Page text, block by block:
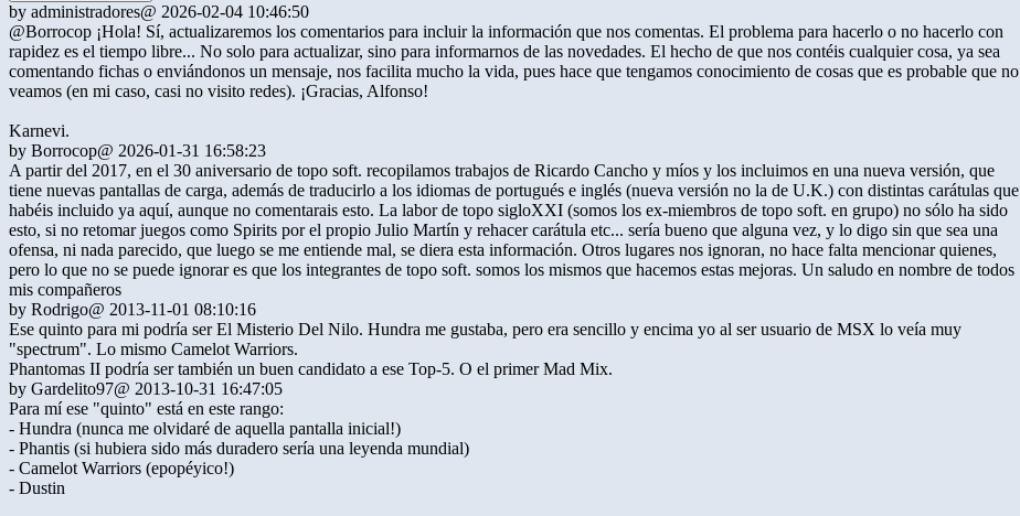
by administradores@ 2026-02-04 10:46:50
@Borrocop ¡Hola! Sí, actualizaremos los comentarios para incluir la información que nos comentas. El problema para hacerlo o no hacerlo con
rapidez es el tiempo libre... No solo para actualizar, sino para informarnos de las novedades. El hecho de que nos contéis cualquier cosa, ya sea
comentando fichas o enviándonos un mensaje, nos facilita mucho la vida, pues hace que tengamos conocimiento de cosas que es probable que no
veamos (en mi caso, casi no visito redes). ¡Gracias, Alfonso!
Karnevi.
by Borrocop@ 2026-01-31 16:58:23
A partir del 2017, en el 30 aniversario de topo soft. recopilamos trabajos de Ricardo Cancho y míos y los incluimos en una nueva versión, que
tiene nuevas pantallas de carga, además de traducirlo a los idiomas de portugués e inglés (nueva versión no la de U.K.) con distintas carátulas que
habéis incluido ya aquí, aunque no comentarais esto. La labor de topo sigloXXI (somos los ex-miembros de topo soft. en grupo) no sólo ha sido
esto, si no retomar juegos como Spirits por el propio Julio Martín y rehacer carátula etc... sería bueno que alguna vez, y lo digo sin que sea una
ofensa, ni nada parecido, que luego se me entiende mal, se diera esta información. Otros lugares nos ignoran, no hace falta mencionar quienes,
pero lo que no se puede ignorar es que los integrantes de topo soft. somos los mismos que hacemos estas mejoras. Un saludo en nombre de todos
mis compañeros
by Rodrigo@ 2013-11-01 08:10:16
Ese quinto para mi podría ser El Misterio Del Nilo. Hundra me gustaba, pero era sencillo y encima yo al ser usuario de MSX lo veía muy
"spectrum". Lo mismo Camelot Warriors.
Phantomas II podría ser también un buen candidato a ese Top-5. O el primer Mad Mix.
by Gardelito97@ 2013-10-31 16:47:05
Para mí ese "quinto" está en este rango:
- Hundra (nunca me olvidaré de aquella pantalla inicial!)
- Phantis (si hubiera sido más duradero sería una leyenda mundial)
- Camelot Warriors (epopéyico!)
- Dustin